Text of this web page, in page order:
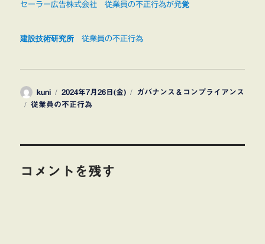
セーラー広告株式会社 従業員の不正行為が発覚
建設技術研究所 従業員の不正行為
投
稿
kuni
投
稿
2024年7月26日(金)
カ
ガバナンス＆コンプライアンス
タ
従業員の不正行為
コメントを残す